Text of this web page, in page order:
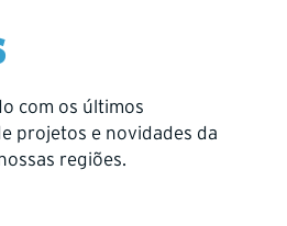
com os últimos
projetos e novidades da
regiões.
by training, Pamela brings
excellence, stakeholder
join the Hy-Tech team atPDAC